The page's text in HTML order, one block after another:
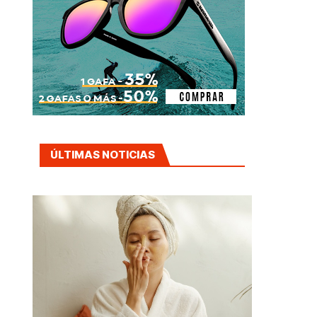
ÚLTIMAS NOTICIAS